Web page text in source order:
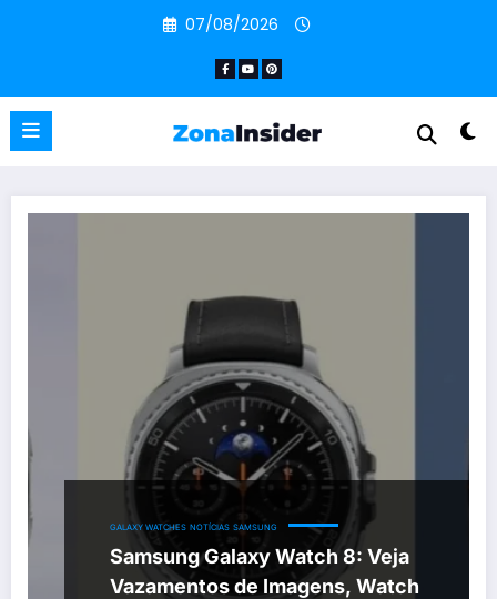
07/08/2026
GALAXY WATCHES NOTÍCIAS SAMSUNG
Samsung Galaxy Watch 8: Veja
Vazamentos de Imagens, Watch